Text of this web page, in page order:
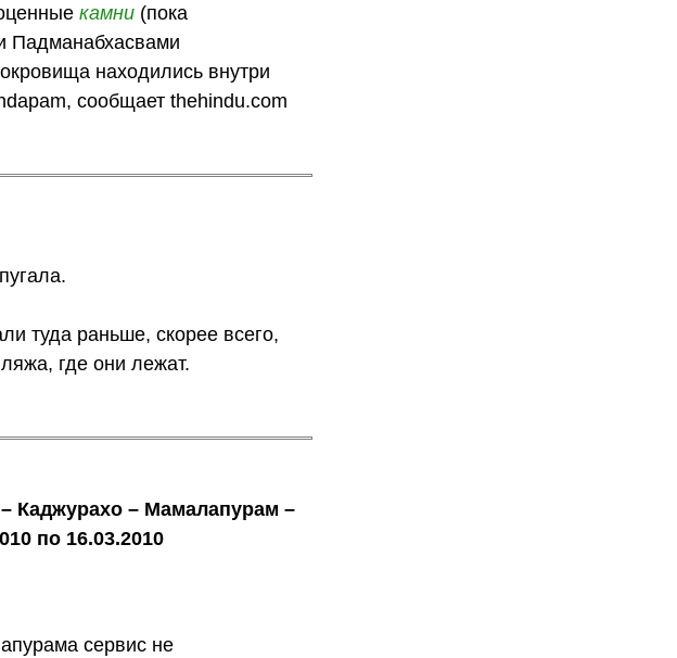
камни (пока
Падманабхасвами
находились внутри
сообщает thehindu.com
туда раньше, скорее всего,
где они лежат.
Каджурахо – Мамалапурам –
по 16.03.2010
сервис не